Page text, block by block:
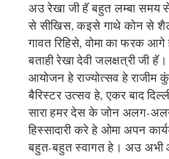
अउ रेखा जी हॅ बहुत लम्बा
से सीखिस, कइसे गाथे कोन से
गावत रिहिसे, वोमा का फरक
बताही रेखा देवी जलक्षत्री जी
आयोजन हे राज्योत्सव हे राजीम
बैरिस्टर उत्सव हे, एकर बाद
सारा हमर देस के जोन अलग-
हिस्सादारी करे हे ओमा अपन
बहुत-बहुत स्वागत हे। अउ